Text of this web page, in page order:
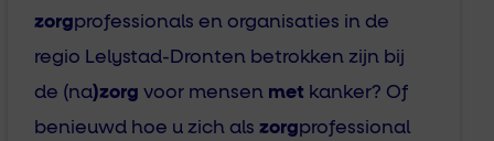
zorgprofessionals en organisaties in de
regio Lelystad-Dronten betrokken zijn bij
de (na)zorg voor mensen met kanker? Of
benieuwd hoe u zich als zorgprofessional